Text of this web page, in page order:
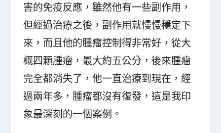
害的免疫反應，雖然他有一些副作用，
但經過治療之後，副作用就慢慢穩定下
來，而且他的腫瘤控制得非常好，從大
概四顆腫瘤，最大約五公分，後來腫瘤
完全都消失了，他一直治療到現在，經
過兩年多，腫瘤都沒有復發，這是我印
象最深刻的一個案例。